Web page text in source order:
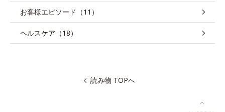
お客様エピソード（11）
ヘルスケア（18）
読み物 TOPへ